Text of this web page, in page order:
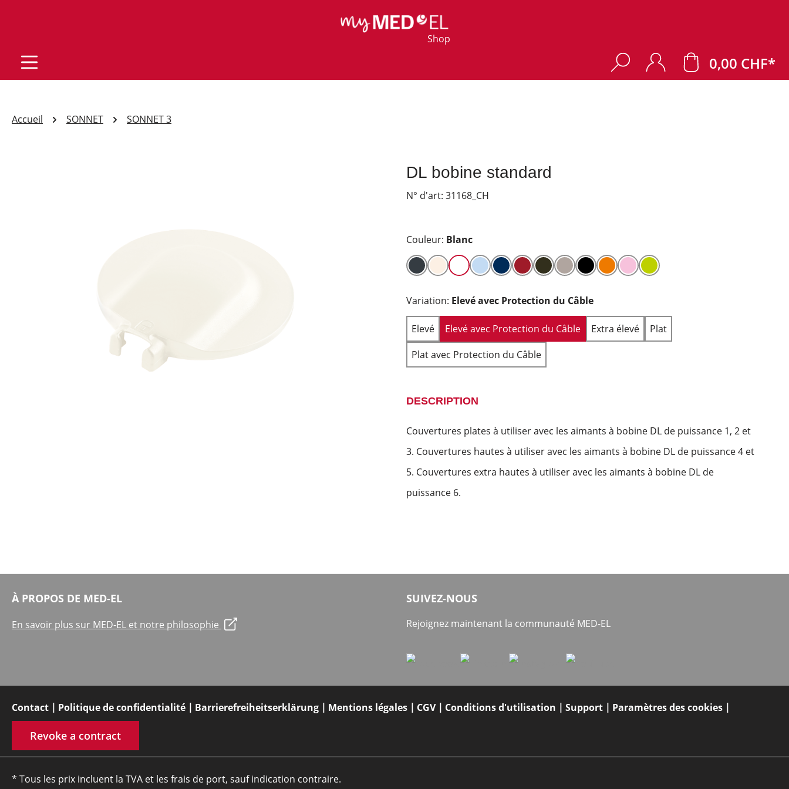
Shop
0,00 CHF*
Accueil SONNET SONNET 3
DL bobine standard
N° d'art: 31168_CH
Couleur: Blanc
Variation: Elevé avec Protection du Câble
Elevé Elevé avec Protection du Câble Extra élevé
Plat
Plat avec Protection du Câble
DESCRIPTION
Couvertures plates à utiliser avec les aimants à bobine DL de puissance 1, 2 et
3. Couvertures hautes à utiliser avec les aimants à bobine DL de puissance 4 et
5. Couvertures extra hautes à utiliser avec les aimants à bobine DL de
puissance 6.
À PROPOS DE MED-EL
En savoir plus sur MED-EL et notre philosophie
SUIVEZ-NOUS
Rejoignez maintenant la communauté MED-EL
Contact Politique de confidentialité Barrierefreiheitserklärung Mentions légales CGV Conditions d'utilisation Support Paramètres des cookies
Revoke a contract
* Tous les prix incluent la TVA et les frais de port, sauf indication contraire.